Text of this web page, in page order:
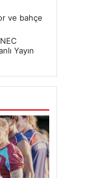
ve bahçe
Yayın